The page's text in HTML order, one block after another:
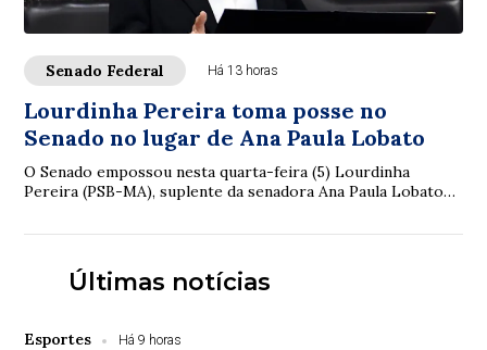
Senado Federal Há 13 horas
Lourdinha Pereira toma posse no
Senado no lugar de Ana Paula Lobato
O Senado empossou nesta quarta-feira (5) Lourdinha
Pereira (PSB-MA), suplente da senadora Ana Paula Lobato
Últimas notícias
Esportes Há 9 horas